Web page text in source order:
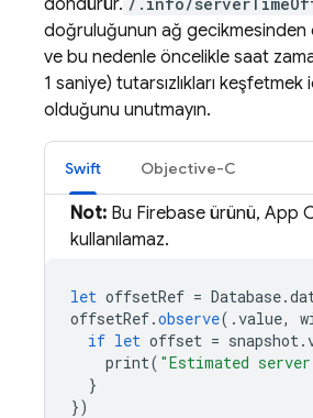
döndürür.
doğruluğunun ağ gecikmesinden
ve bu nedenle öncelikle saat
1 saniye) tutarsızlıkları keşfetmek
olduğunu unutmayın.
Swift Objective-C
Not: Bu Firebase ürünü, App
kullanılamaz.
let offsetRef = Database.
offsetRef.observe(.value,
if let offset = snapshot.
print( "Estimated
}
})